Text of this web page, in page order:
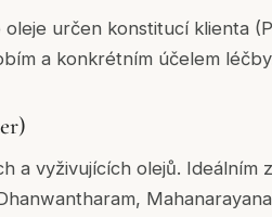
určen konstitucí klienta
a konkrétním účelem
a vyživujících olejů. Ideálním